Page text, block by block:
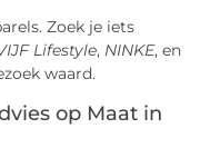
Zoek je iets
Lifestyle, NINKE, en
waard.
op Maat in